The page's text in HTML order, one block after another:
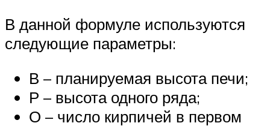
В данной формуле используются
следующие параметры:
В – планируемая высота печи;
Р – высота одного ряда;
О – число кирпичей в первом